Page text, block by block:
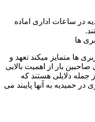
در ساعات اداری اماده
ها
ها متمایز میکند تعهد و
بار از اهمیت بالایی
جمله دلایلی هستند که
در حمیدیه به آنها پایبند می